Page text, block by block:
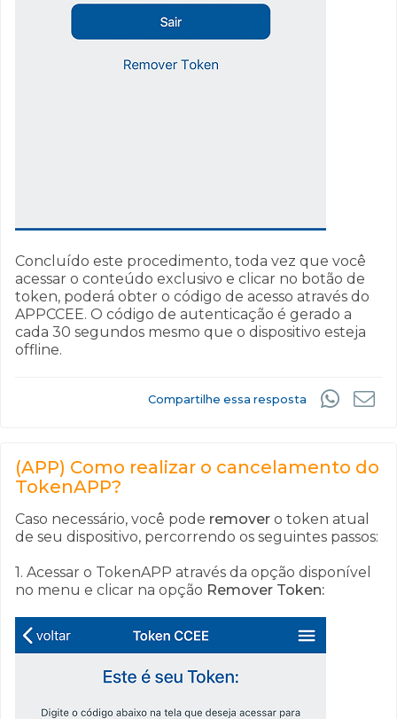
Concluído este procedimento, toda vez que você
acessar o conteúdo exclusivo e clicar no botão de
token, poderá obter o código de acesso através do
APPCCEE. O código de autenticação é gerado a
cada 30 segundos mesmo que o dispositivo esteja
offline.
Compartilhe essa resposta
(APP) Como realizar o cancelamento do
TokenAPP?
Caso necessário, você pode remover o token atual
de seu dispositivo, percorrendo os seguintes passos:
1. Acessar o TokenAPP através da opção disponível
no menu e clicar na opção Remover Token: